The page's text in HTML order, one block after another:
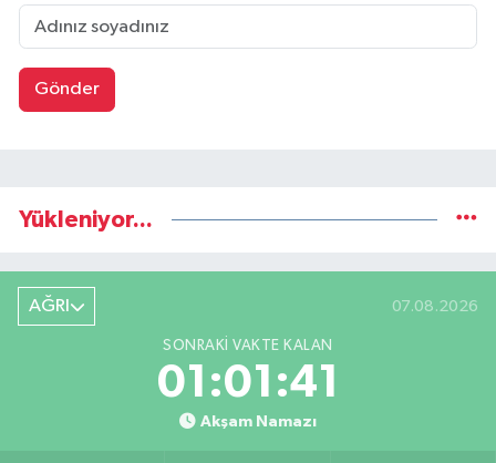
Gönder
Yükleniyor...
AĞRI 07.08.2026
SONRAKI VAKTE KALAN
01:01:41
Akşam Namazı